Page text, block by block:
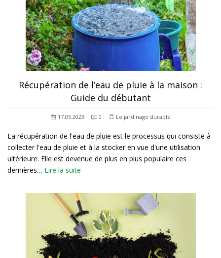
Récupération de l’eau de pluie à la maison :
Guide du débutant
17.05.2023 0 Le jardinage durable
La récupération de l'eau de pluie est le processus qui consiste à
collecter l'eau de pluie et à la stocker en vue d'une utilisation
ultérieure. Elle est devenue de plus en plus populaire ces
dernières… Lire la suite